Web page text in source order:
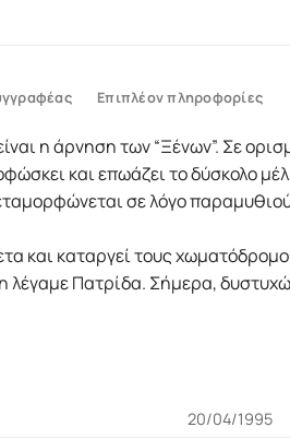
Επιπλέον πληροφορίες
η άρνηση των “Ξένων”. Σε
και επωάζει το δύσκολο
σε λόγο
και καταργεί τους
λέγαμε Πατρίδα. Σήμερα,
20/04/1995